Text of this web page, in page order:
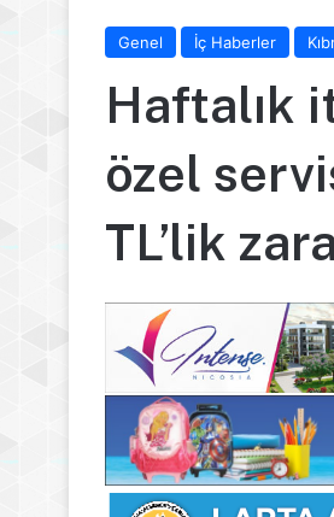
Genel İç Haberler
Haftalık
özel
TL’lik